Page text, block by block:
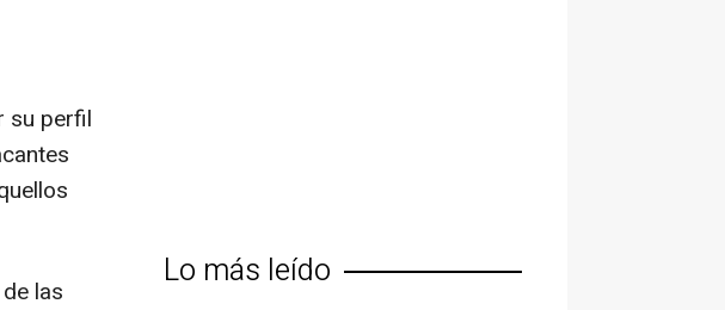
su perfil
las
Lo más leído